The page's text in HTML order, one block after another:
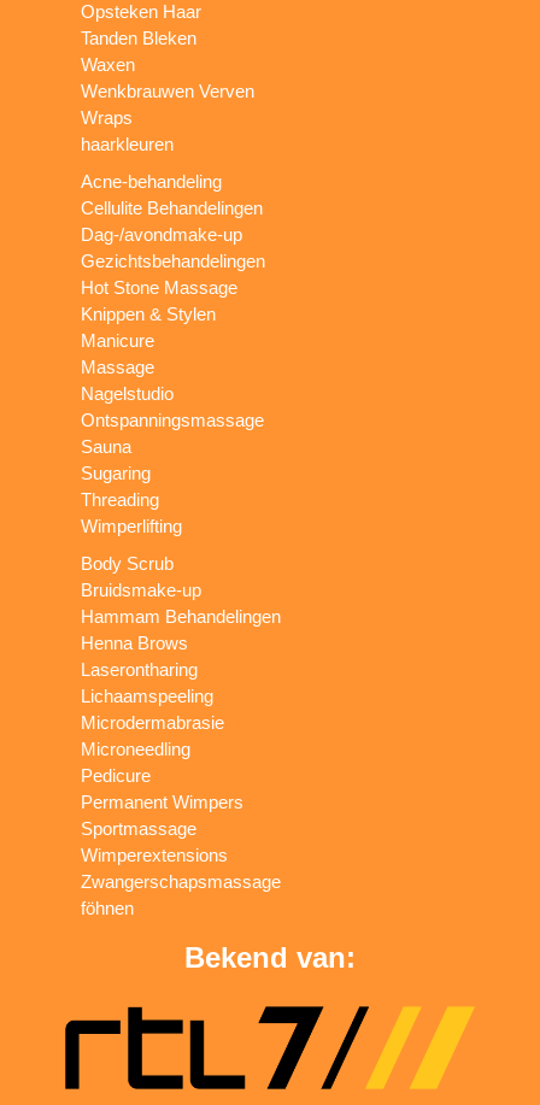
Opsteken Haar
Tanden Bleken
Waxen
Wenkbrauwen Verven
Wraps
haarkleuren
Acne-behandeling
Cellulite Behandelingen
Dag-/avondmake-up
Gezichtsbehandelingen
Hot Stone Massage
Knippen & Stylen
Manicure
Massage
Nagelstudio
Ontspanningsmassage
Sauna
Sugaring
Threading
Wimperlifting
Body Scrub
Bruidsmake-up
Hammam Behandelingen
Henna Brows
Laserontharing
Lichaamspeeling
Microdermabrasie
Microneedling
Pedicure
Permanent Wimpers
Sportmassage
Wimperextensions
Zwangerschapsmassage
föhnen
Bekend van: